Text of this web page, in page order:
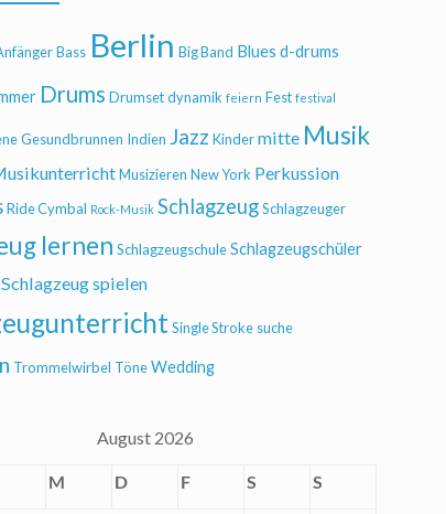
Bass Berlin Big Band Blues d-drums
Drums Drumsetdynamik feiern Fest festival
Gesundbrunnen Indien Jazz Kindermitte Musik
Musizieren New York Perkussion
Ride Cymbal Rock-Musik SchlagzeugSchlagzeuger
lernen SchlagzeugschuleSchlagzeugschüler
Schlagzeug spielen
Single Stroke suche
Trommelwirbel TöneWedding
August 2026
M D F S S